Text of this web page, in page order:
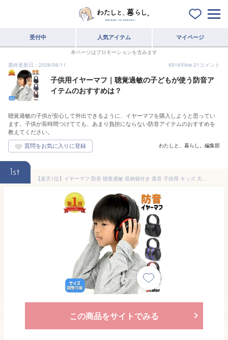
受付中 人気アイテム マイページ
本ページはプロモーションを含みます
最終更新日：2026/06/11
6916View 21 コメント
子供用イヤーマフ｜聴覚過敏の子どもが使う防音ア
イテムのおすすめは？
聴覚過敏の子供が安心して外出できるように、イヤーマフを購入しようと思ってい
ます。子供が長時間つけてても、あまり負担にならない防音アイテムのおすすめを
教えてください。
わたしと、暮らし。編集部
1st
【楽天1位】イヤーマフ 防音 聴覚過敏 収納袋付き 遮音 子供用 キッズ 大人用 軽量 折りたたみ 自閉症 スペクトラム 騒音軽減 耳あて 耳覆い 保護 睡眠 安眠 勉強 集中 読書 ヘッドホン ヘッドフォン 騒音対策 送料無料
この商品をサイトでみる